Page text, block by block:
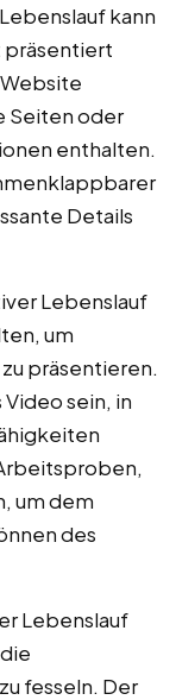
kann
präsentiert
Seiten oder
enthalten.
Details
Lebenslauf
um
präsentieren.
sein, in
um dem
des
Lebenslauf
fesseln. Der